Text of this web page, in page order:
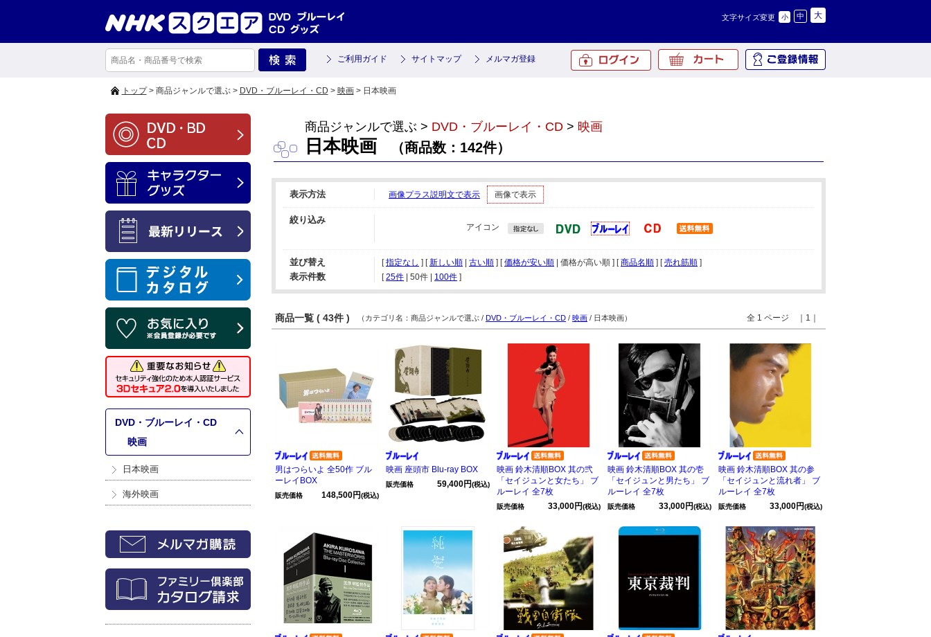
文字サイズ変更 小 中 大
ご利用ガイド サイトマップ メルマガ登録
トップ> 商品ジャンルで選ぶ > DVD・ブルーレイ・CD > 映画> 日本映画
DVD・ブルーレイ・CD
映画
日本映画
海外映画
商品ジャンルで選ぶ > DVD・ブルーレイ・CD > 映画
日本映画 （商品数：142件）
表示方法 画像プラス説明文で表示 画像で表示
絞り込み
アイコン
並び替え [指定なし ] [新しい順 古い順 ] [価格が安い順 | 価格が高い順 ] [商品名順 ] [売れ筋順 ]
表示件数 [ 25件 50件 100件 ]
商品一覧 ( 43件 ) 全 1 ページ ｜1｜
（カテゴリ名：商品ジャンルで選ぶ / DVD・ブルーレイ・CD / 映画 / 日本映画）
男はつらいよ 全50作 ブル
ーレイBOX
販売価格 148,500円(税込)
映画 座頭市 Blu-ray BOX
販売価格 59,400円(税込)
映画 鈴木清順BOX 其の弐
「セイジュンと女たち」 ブ
ルーレイ 全7枚
販売価格 33,000円(税込)
映画 鈴木清順BOX 其の壱
「セイジュンと男たち」 ブ
ルーレイ 全7枚
販売価格 33,000円(税込)
映画 鈴木清順BOX 其の参
「セイジュンと流れ者」 ブ
ルーレイ 全7枚
販売価格 33,000円(税込)